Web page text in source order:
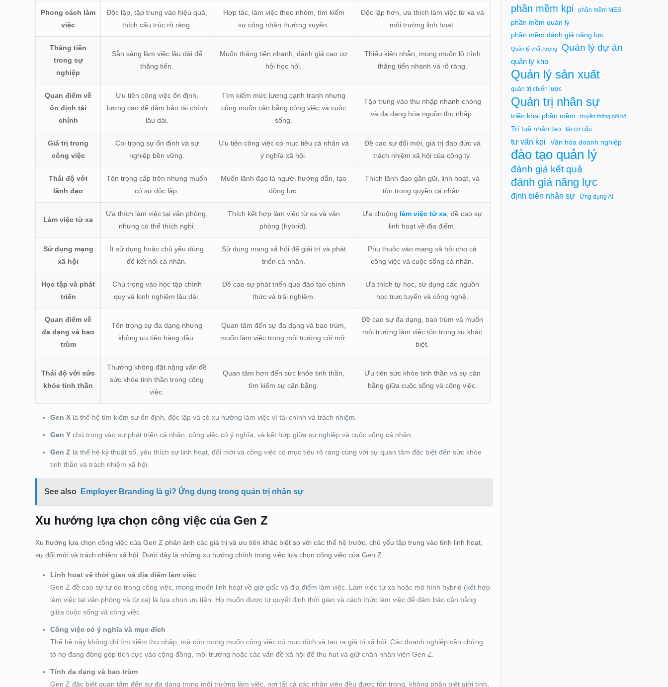
Phong cách làm
việc
Độc lập, tập trung vào hiệu quả,
thích cấu trúc rõ ràng.
Hợp tác, làm việc theo nhóm, tìm kiếm
sự công nhận thường xuyên.
Độc lập hơn, ưa thích làm việc từ xa và
môi trường linh hoạt.
Thăng tiến
trong sự
nghiệp
Sẵn sàng làm việc lâu dài để
thăng tiến.
Muốn thăng tiến nhanh, đánh giá cao cơ
hội học hỏi.
Thiếu kiên nhẫn, mong muốn lộ trình
thăng tiến nhanh và rõ ràng.
Quan điểm về
ổn định tài
chính
Ưu tiên công việc ổn định,
lương cao để đảm bảo tài chính
lâu dài.
Tìm kiếm mức lương cạnh tranh nhưng
cũng muốn cân bằng công việc và cuộc
sống.
Tập trung vào thu nhập nhanh chóng
và đa dạng hóa nguồn thu nhập.
Giá trị trong
công việc
Coi trọng sự ổn định và sự
nghiệp bền vững.
Ưu tiên công việc có mục tiêu cá nhân và
ý nghĩa xã hội.
Đề cao sự đổi mới, giá trị đạo đức và
trách nhiệm xã hội của công ty.
Thái độ với
lãnh đạo
Tôn trọng cấp trên nhưng muốn
có sự độc lập.
Muốn lãnh đạo là người hướng dẫn, tạo
động lực.
Thích lãnh đạo gần gũi, linh hoạt, và
tôn trọng quyền cá nhân.
Làm việc từ xa
Ưa thích làm việc tại văn phòng,
nhưng có thể thích nghi.
Thích kết hợp làm việc từ xa và văn
phòng (hybrid).
Ưa chuộng làm việc từ xa , đề cao sự
linh hoạt về địa điểm.
Sử dụng mạng
xã hội
Ít sử dụng hoặc chủ yếu dùng
để kết nối cá nhân.
Sử dụng mạng xã hội để giải trí và phát
triển cá nhân.
Phụ thuộc vào mạng xã hội cho cả
công việc và cuộc sống cá nhân.
Học tập và phát
triển
Chú trọng vào học tập chính
quy và kinh nghiệm lâu dài.
Đề cao sự phát triển qua đào tạo chính
thức và trải nghiệm.
Ưa thích tự học, sử dụng các nguồn
học trực tuyến và công nghệ.
Quan điểm về
đa dạng và bao
trùm
Tôn trọng sự đa dạng nhưng
không ưu tiên hàng đầu.
Quan tâm đến sự đa dạng và bao trùm,
muốn làm việc trong môi trường cởi mở.
Đề cao sự đa dạng, bao trùm và muốn
môi trường làm việc tôn trọng sự khác
biệt.
Thái độ với sức
khỏe tinh thần
Thường không đặt nặng vấn đề
sức khỏe tinh thần trong công
việc.
Quan tâm hơn đến sức khỏe tinh thần,
tìm kiếm sự cân bằng.
Ưu tiên sức khỏe tinh thần và sự cân
bằng giữa cuộc sống và công việc.
Gen X là thế hệ tìm kiếm sự ổn định, độc lập và có xu hướng làm việc vì tài chính và trách nhiệm.
Gen Y chú trọng vào sự phát triển cá nhân, công việc có ý nghĩa, và kết hợp giữa sự nghiệp và cuộc sống cá nhân.
Gen Z là thế hệ kỹ thuật số, yêu thích sự linh hoạt, đổi mới và công việc có mục tiêu rõ ràng cùng với sự quan tâm đặc biệt đến sức khỏe
tinh thần và trách nhiệm xã hội.
See also Employer Branding là gì? Ứng dụng trong quản trị nhân sự
Xu hướng lựa chọn công việc của Gen Z
Xu hướng lựa chọn công việc của Gen Z phản ánh các giá trị và ưu tiên khác biệt so với các thế hệ trước, chủ yếu tập trung vào tính linh hoạt,
sự đổi mới và trách nhiệm xã hội. Dưới đây là những xu hướng chính trong việc lựa chọn công việc của Gen Z:
Linh hoạt về thời gian và địa điểm làm việc
Gen Z đề cao sự tự do trong công việc, mong muốn linh hoạt về giờ giấc và địa điểm làm việc. Làm việc từ xa hoặc mô hình hybrid (kết hợp
làm việc tại văn phòng và từ xa) là lựa chọn ưu tiên. Họ muốn được tự quyết định thời gian và cách thức làm việc để đảm bảo cân bằng
giữa cuộc sống và công việc.
Công việc có ý nghĩa và mục đích
Thế hệ này không chỉ tìm kiếm thu nhập, mà còn mong muốn công việc có mục đích và tạo ra giá trị xã hội. Các doanh nghiệp cần chứng
tỏ họ đang đóng góp tích cực vào cộng đồng, môi trường hoặc các vấn đề xã hội để thu hút và giữ chân nhân viên Gen Z.
Tính đa dạng và bao trùm
Gen Z đặc biệt quan tâm đến sự đa dạng trong môi trường làm việc, nơi tất cả các nhân viên đều được tôn trọng, không phân biệt giới tính,
phần mềm kpi phần mềm MES
phần mềm quản lý
phần mềm đánh giá năng lực
Quản lý chất lượng Quản lý dự án
quản lý kho
Quản lý sản xuất
quản trị chiến lược
Quản trị nhân sự
triển khai phần mềm truyền thông nội bộ
Trí tuệ nhân tạo tái cơ cấu
tư vấn kpi Văn hóa doanh nghiệp
đào tạo quản lý
đánh giá kết quả
đánh giá năng lực
định biên nhân sự Ứng dụng AI